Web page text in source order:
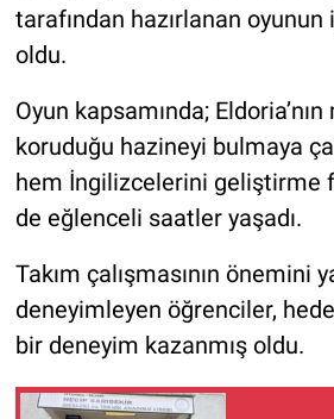
tarafından hazırlanan
oldu.
Oyun kapsamında; Eldoria’nın
koruduğu hazineyi bulmaya
hem İngilizcelerini geliştirme
de eğlenceli saatler yaşadı.
Takım çalışmasının önemini
deneyimleyen öğrenciler,
bir deneyim kazanmış oldu.